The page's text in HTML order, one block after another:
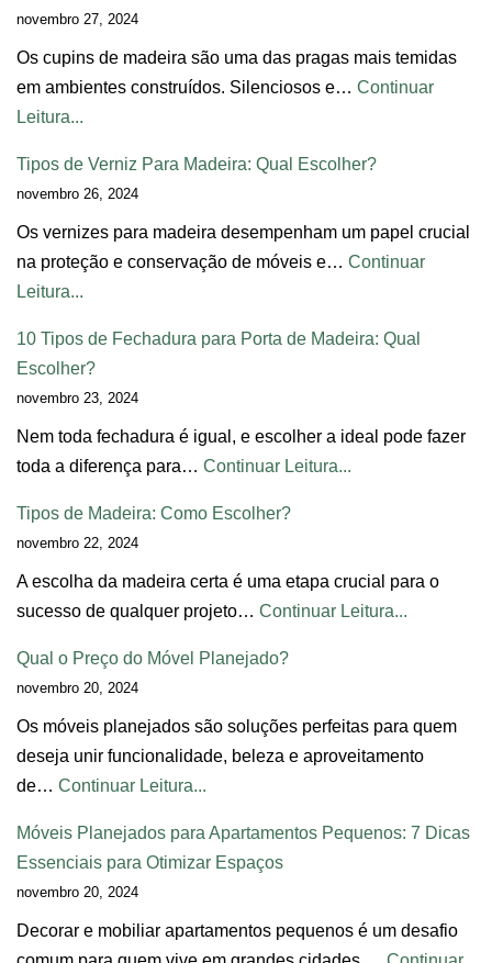
novembro 27, 2024
Os cupins de madeira são uma das pragas mais temidas
em ambientes construídos. Silenciosos e… Continuar
Leitura...
Tipos de Verniz Para Madeira: Qual Escolher?
novembro 26, 2024
Os vernizes para madeira desempenham um papel crucial
na proteção e conservação de móveis e… Continuar
Leitura...
10 Tipos de Fechadura para Porta de Madeira: Qual
Escolher?
novembro 23, 2024
Nem toda fechadura é igual, e escolher a ideal pode fazer
toda a diferença para… Continuar Leitura...
Tipos de Madeira: Como Escolher?
novembro 22, 2024
A escolha da madeira certa é uma etapa crucial para o
sucesso de qualquer projeto… Continuar Leitura...
Qual o Preço do Móvel Planejado?
novembro 20, 2024
Os móveis planejados são soluções perfeitas para quem
deseja unir funcionalidade, beleza e aproveitamento
de… Continuar Leitura...
Móveis Planejados para Apartamentos Pequenos: 7 Dicas
Essenciais para Otimizar Espaços
novembro 20, 2024
Decorar e mobiliar apartamentos pequenos é um desafio